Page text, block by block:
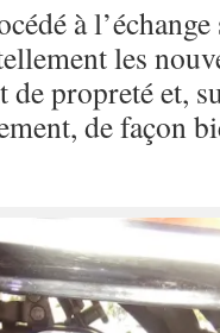
à
les
propreté et,
de façon